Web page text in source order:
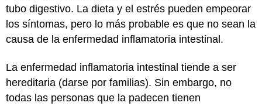
tubo digestivo. La dieta y el estrés pueden empeorar
los síntomas, pero lo más probable es que no sean la
causa de la enfermedad inflamatoria intestinal.
La enfermedad inflamatoria intestinal tiende a ser
hereditaria (darse por familias). Sin embargo, no
todas las personas que la padecen tienen